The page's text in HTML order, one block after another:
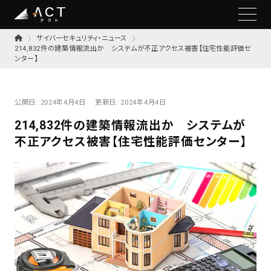
サイバーセキュリティ・ニュース
214,832件の建築情報流出か システムが不正アクセス被害【住宅性能評価セ
ンター】
公開日: 2024年4月4日 更新日: 2024年4月4日
214,832件の建築情報流出か システムが
不正アクセス被害【住宅性能評価センター】